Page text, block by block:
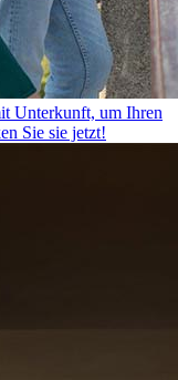
Unterkunft, um Ihren
Sie sie jetzt!